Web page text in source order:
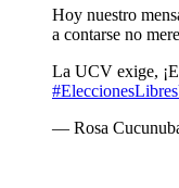
Hoy nuestro
a contarse no
La UCV exige,
— Rosa